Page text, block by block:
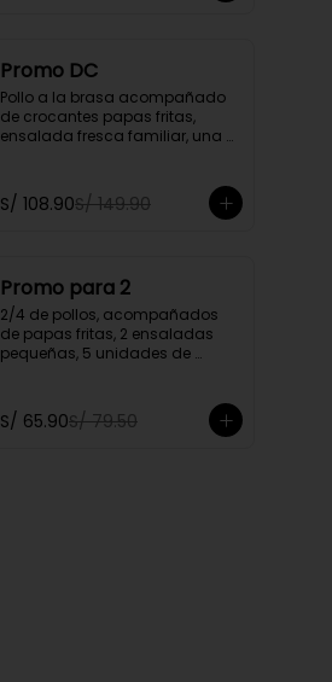
Promo DC
Pollo a la brasa acompañado
de crocantes papas fritas,
ensalada fresca familiar, una
elegir
S/ 108.90S/ 149.90
Promo para 2
2/4 de pollos, acompañados
de papas fritas, 2 ensaladas
pequeñas, 5 unidades de
Promoción exclusiva para llevar
S/ 65.90S/ 79.50